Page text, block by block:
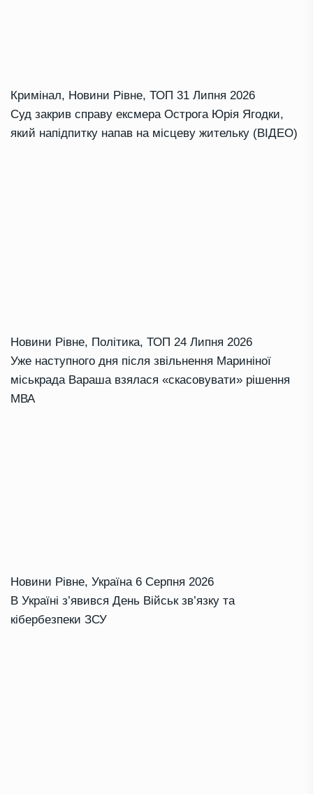
Кримінал, Новини Рівне, ТОП 31 Липня 2026
Суд закрив справу ексмера Острога Юрія Ягодки,
який напідпитку напав на місцеву жительку (ВІДЕО)
Новини Рівне, Політика, ТОП 24 Липня 2026
Уже наступного дня після звільнення Мариніної
міськрада Вараша взялася «скасовувати» рішення
МВА
Новини Рівне, Україна 6 Серпня 2026
В Україні з’явився День Військ зв’язку та
кібербезпеки ЗСУ